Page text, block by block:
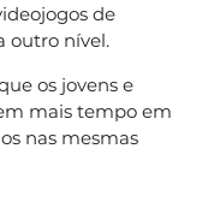
de
outro nível.
os jovens e
mais tempo em
nas mesmas